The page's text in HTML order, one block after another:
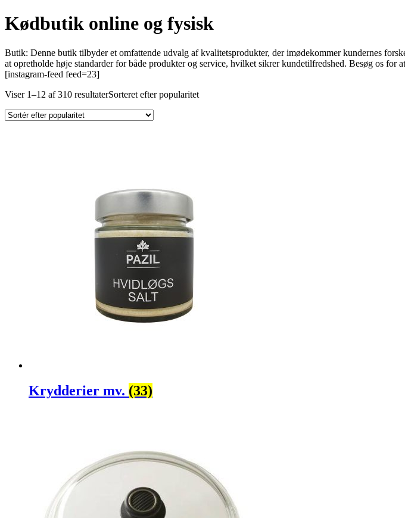
Kødbutik online og fysisk
Butik: Denne butik tilbyder et omfattende udvalg af kvalitetsprodukter, der imødekommer kundernes
at opretholde høje standarder for både produkter og service, hvilket sikrer kundetilfredshed. Besøg os
[instagram-feed feed=23]
Viser 1–12 af 310 resultaterSorteret efter popularitet
Krydderier mv. (33)